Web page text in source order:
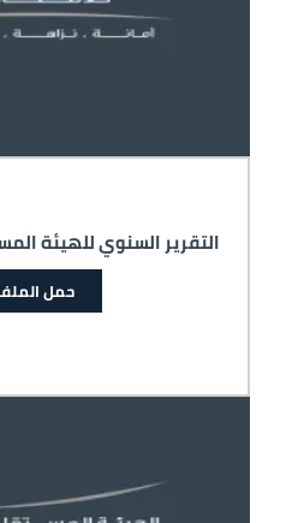
التقرير السنوي للهيئة
حمل